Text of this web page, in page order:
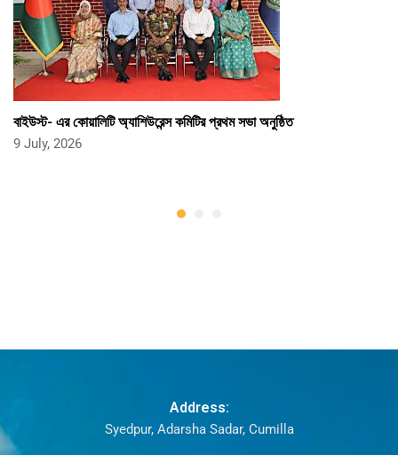
বাইউস্ট- এর কোয়ালিটি অ্যাশিউরেন্স কমিটির প্রথম সভা অনুষ্ঠিত
9 July, 2026
Address:
Syedpur, Adarsha Sadar, Cumilla